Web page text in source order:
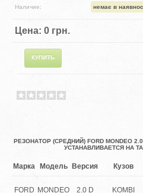
Наличие:
немає в
Цена:0 грн.
РЕЗОНАТОР (СРЕДНИЙ) FORD MONDEO
УСТАНАВЛИВАЕТСЯ НА
Марка Модель Версия Кузов
FORD MONDEO 2.0 D KOMBI